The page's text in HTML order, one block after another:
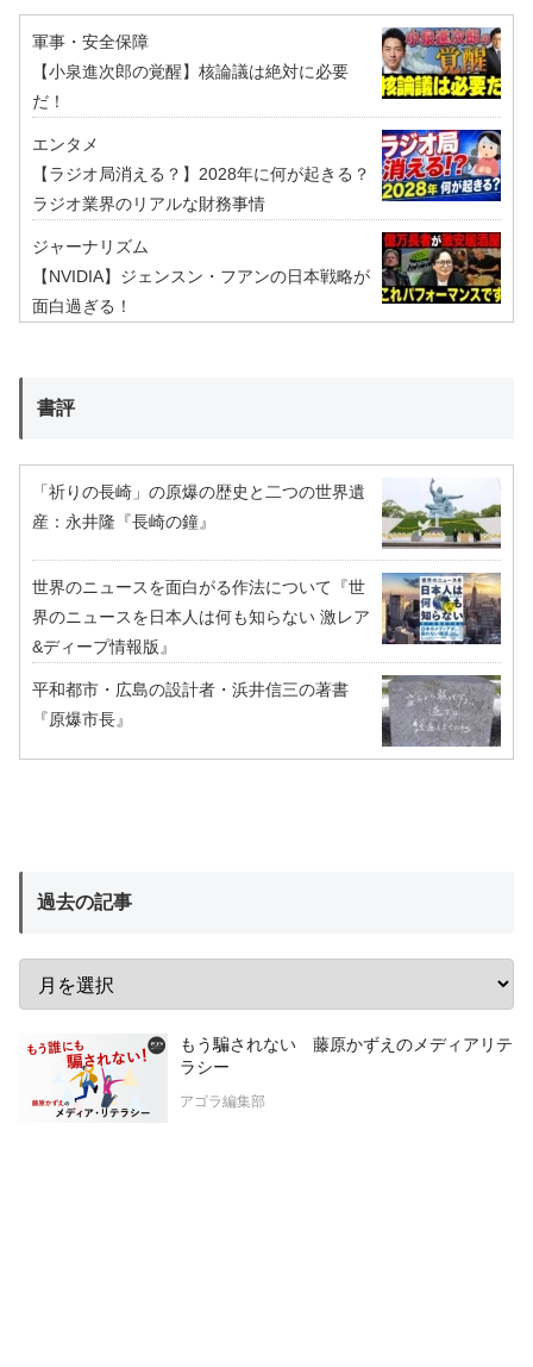
軍事・安全保障
【小泉進次郎の覚醒】核論議は絶対に必要
だ！
エンタメ
【ラジオ局消える？】2028年に何が起きる？
ラジオ業界のリアルな財務事情
ジャーナリズム
【NVIDIA】ジェンスン・フアンの日本戦略が
面白過ぎる！
書評
「祈りの長崎」の原爆の歴史と二つの世界遺
産：永井隆『長崎の鐘』
世界のニュースを面白がる作法について『世
界のニュースを日本人は何も知らない 激レア
&ディープ情報版』
平和都市・広島の設計者・浜井信三の著書
『原爆市長』
過去の記事
もう騙されない 藤原かずえのメディアリテ
ラシー
アゴラ編集部